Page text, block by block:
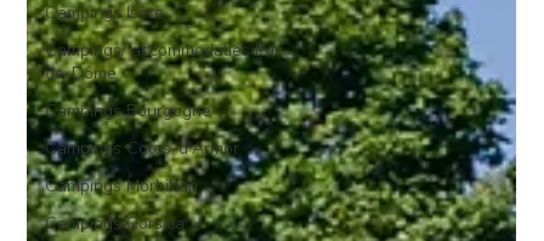
Campings Isère
Campings/ accommodaties Puy-
de-Dôme
Campings Bourgogne
Campings Cotes-d'Armor
Campings Morbihan
Campings Corsica